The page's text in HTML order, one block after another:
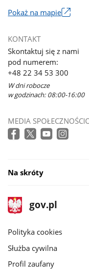
Pokaż na mapie
się
w
nowym
oknie
KONTAKT
Skontaktuj się z nami
pod numerem:
+48 22 34 53 300
W dni robocze
w godzinach: 08:00-16:00
MEDIA
Na skróty
stopka
gov.pl
Strona
gov.pl
gov.pl
Polityka cookies
Służba cywilna
Profil zaufany